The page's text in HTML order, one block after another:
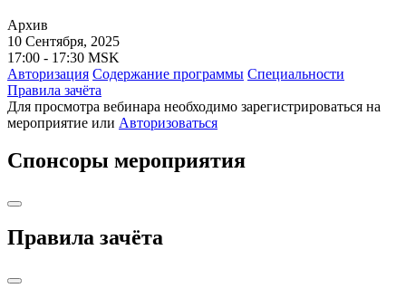
Архив
10 Сентября, 2025
17:00 - 17:30 MSK
Авторизация Содержание программы Cпециальности
Правила зачёта
Для просмотра вебинара необходимо зарегистрироваться на
мероприятие или Авторизоваться
Спонсоры мероприятия
Правила зачёта